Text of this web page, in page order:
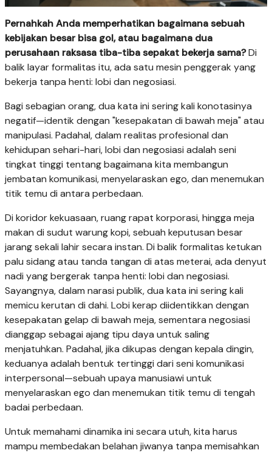
Pernahkah Anda memperhatikan bagaimana sebuah
kebijakan besar bisa gol, atau bagaimana dua
perusahaan raksasa tiba-tiba sepakat bekerja sama?Di
balik layar formalitas itu, ada satu mesin penggerak yang
bekerja tanpa henti: lobi dan negosiasi.
Bagi sebagian orang, dua kata ini sering kali konotasinya
negatif—identik dengan "kesepakatan di bawah meja" atau
manipulasi. Padahal, dalam realitas profesional dan
kehidupan sehari-hari, lobi dan negosiasi adalah seni
tingkat tinggi tentang bagaimana kita membangun
jembatan komunikasi, menyelaraskan ego, dan menemukan
titik temu di antara perbedaan.
Di koridor kekuasaan, ruang rapat korporasi, hingga meja
makan di sudut warung kopi, sebuah keputusan besar
jarang sekali lahir secara instan. Di balik formalitas ketukan
palu sidang atau tanda tangan di atas meterai, ada denyut
nadi yang bergerak tanpa henti: lobi dan negosiasi.
Sayangnya, dalam narasi publik, dua kata ini sering kali
memicu kerutan di dahi. Lobi kerap diidentikkan dengan
kesepakatan gelap di bawah meja, sementara negosiasi
dianggap sebagai ajang tipu daya untuk saling
menjatuhkan. Padahal, jika dikupas dengan kepala dingin,
keduanya adalah bentuk tertinggi dari seni komunikasi
interpersonal—sebuah upaya manusiawi untuk
menyelaraskan ego dan menemukan titik temu di tengah
badai perbedaan.
Untuk memahami dinamika ini secara utuh, kita harus
mampu membedakan belahan jiwanya tanpa memisahkan